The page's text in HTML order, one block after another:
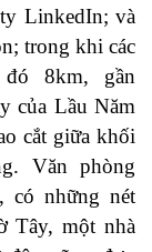
LinkedIn; và
trong khi các
8km, gần
của Lầu Năm
cắt giữa khối
Văn phòng
có những nét
Tây, một nhà